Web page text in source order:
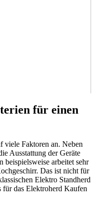
für einen
viele Faktoren an. Neben
Ausstattung der Geräte
beispielsweise arbeitet sehr
Das ist nicht für
Elektro Standherd
für das Elektroherd Kaufen